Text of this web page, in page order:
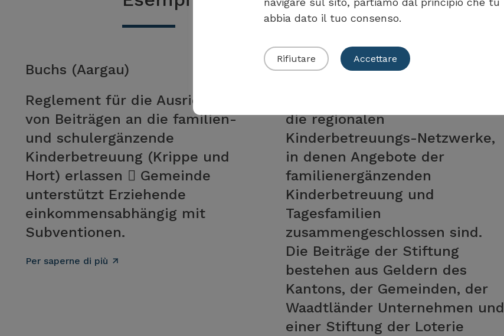
Buchs (Aargau)
Reglement für die Ausrichtung
von Beiträgen an die familien-
und schulergänzende
Kinderbetreuung (Krippe und
Hort) erlassen  Gemeinde
unterstützt Erziehende
einkommensabhängig mit
Subventionen.
Per saperne di più
Kanton Waadt
die regionalen
Kinderbetreuungs-Netzwerke,
in denen Angebote der
familienergänzenden
Kinderbetreuung und
Tagesfamilien
zusammengeschlossen sind.
Die Beiträge der Stiftung
bestehen aus Geldern des
Kantons, der Gemeinden, der
Waadtländer Unternehmen und
einer Stiftung der Loterie
abbia dato il tuo consenso.
Rifiutare Accettare